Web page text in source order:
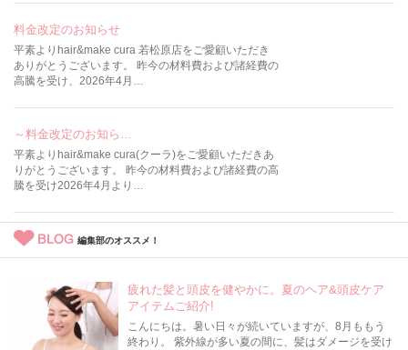
料金改定のお知らせ
平素よりhair&make cura 若松原店をご愛顧いただき
ありがとうございます。 昨今の材料費および諸経費の
高騰を受け、2026年4月…
～料金改定のお知ら…
平素よりhair&make cura(クーラ)をご愛顧いただきあ
りがとうございます。 昨今の材料費および諸経費の高
騰を受け2026年4月より…
BLOG 編集部のオススメ！
疲れた髪と頭皮を健やかに。夏のヘア&頭皮ケア
アイテムご紹介!
こんにちは。暑い日々が続いていますが、8月ももう
終わり。 紫外線が多い夏の間に、髪はダメージを受け